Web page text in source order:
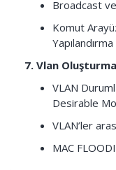
Broadcast
Komut
Yapılandırma
7. Vlan Oluşturma
VLAN
Desirable
VLAN’ler
MAC